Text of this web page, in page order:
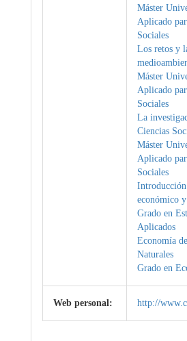
Máster
Aplicado
Sociales
Los retos y
Máster
Aplicado
Sociales
La
Ciencias
Máster
Aplicado
Sociales
económico
Grado en
Aplicados
Economía
Naturales
Grado en
Web personal: http://